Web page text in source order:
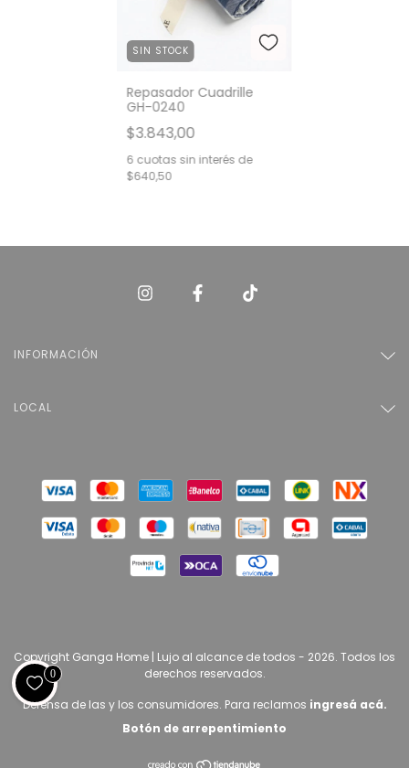
SIN STOCK
Repasador Cuadrille
GH-0240
$3.843,00
6 cuotas sin interés de
$640,50
INFORMACIÓN
LOCAL
Copyright Ganga Home | Lujo al alcance de todos - 2026. Todos los
derechos reservados.
Defensa de las y los consumidores. Para reclamos ingresá acá.
Botón de arrepentimiento
0